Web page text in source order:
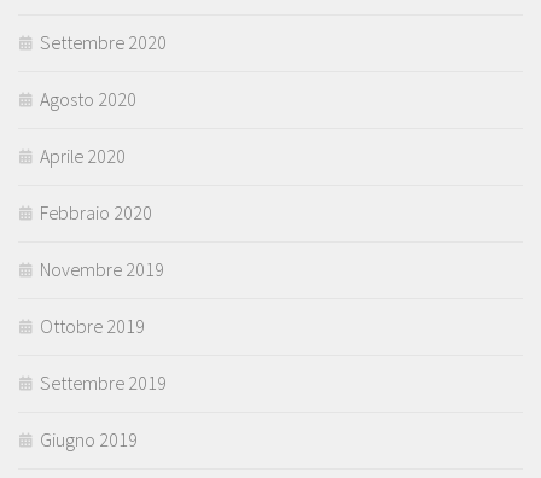
Settembre 2020
Agosto 2020
Aprile 2020
Febbraio 2020
Novembre 2019
Ottobre 2019
Settembre 2019
Giugno 2019